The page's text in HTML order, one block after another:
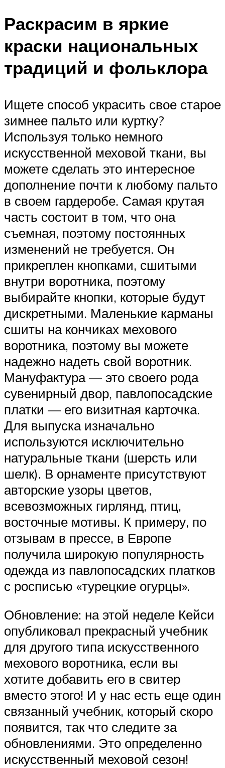
Раскрасим в яркие
краски национальных
традиций и фольклора
Ищете способ украсить свое старое
зимнее пальто или куртку?
Используя только немного
искусственной меховой ткани, вы
можете сделать это интересное
дополнение почти к любому пальто
в своем гардеробе. Самая крутая
часть состоит в том, что она
съемная, поэтому постоянных
изменений не требуется. Он
прикреплен кнопками, сшитыми
внутри воротника, поэтому
выбирайте кнопки, которые будут
дискретными. Маленькие карманы
сшиты на кончиках мехового
воротника, поэтому вы можете
надежно надеть свой воротник.
Мануфактура — это своего рода
сувенирный двор, павлопосадские
платки — его визитная карточка.
Для выпуска изначально
используются исключительно
натуральные ткани (шерсть или
шелк). В орнаменте присутствуют
авторские узоры цветов,
всевозможных гирлянд, птиц,
восточные мотивы. К примеру, по
отзывам в прессе, в Европе
получила широкую популярность
одежда из павлопосадских платков
с росписью «турецкие огурцы».
Обновление: на этой неделе Кейси
опубликовал прекрасный учебник
для другого типа искусственного
мехового воротника, если вы
хотите добавить его в свитер
вместо этого! И у нас есть еще один
связанный учебник, который скоро
появится, так что следите за
обновлениями. Это определенно
искусственный меховой сезон!